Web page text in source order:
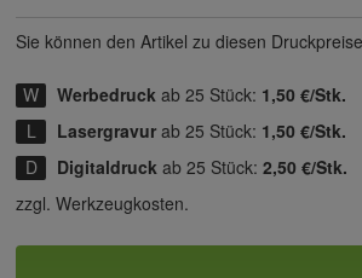
Sie können den Artikel zu diesen
Werbedruck ab 25 Stück: 1,50 €/Stk.
Lasergravur ab 25 Stück: 1,50 €/Stk.
Digitaldruck ab 25 Stück:2,50 €/Stk.
zzgl. Werkzeugkosten.